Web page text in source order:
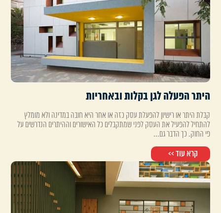
היתר הפעלה לגן בקלות ובאחריות
קבלת היתר או רישיון להפעלת עסק כזה או אחר היא חובה במדינה ולא מומלץ
להתחיל להפעיל את העסק לפני שמתקבלים כל האישורים וההיתרים הנדרשים על
פי החוק. כך הדבר גם...
קרא עוד >>